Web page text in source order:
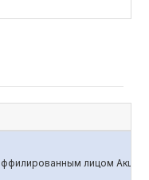
лицом